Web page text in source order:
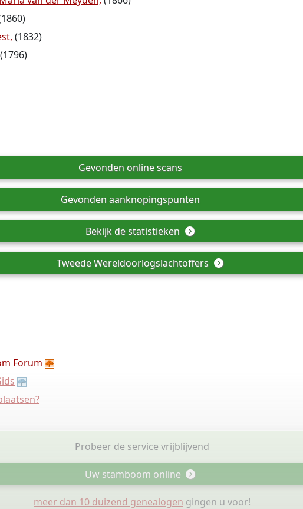
(1832)
(1796)
Gevonden online scans
Gevonden aanknopingspunten
Bekijk de statistieken
Tweede Wereldoorlogslachtoffers
Forum
Probeer de service vrijblijvend
Uw stamboom online
meer dan 10 duizend genealogen gingen u voor!